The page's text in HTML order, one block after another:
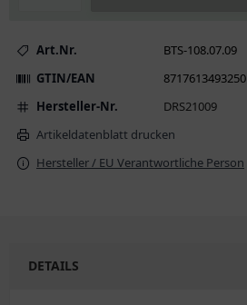
Art.Nr.
BTS-108.07.09
GTIN/EAN
8717613493250
Hersteller-Nr.
DRS21009
Artikeldatenblatt drucken
Hersteller / EU Verantwortliche Person
DETAILS